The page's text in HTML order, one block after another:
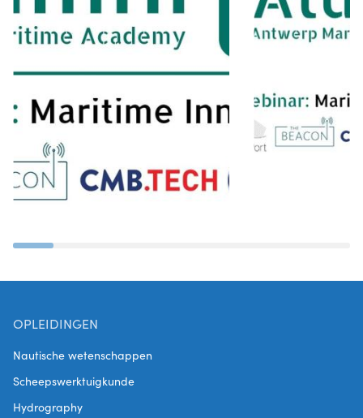
OPLEIDINGEN
Nautische wetenschappen
Scheepswerktuigkunde
Hydrography